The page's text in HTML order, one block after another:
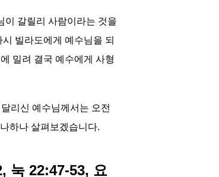
이 갈릴리 사람이라는 것을
빌라도에게 예수님을 되
밀려 결국 예수에게 사형
리신 예수님께서는 오전
하나 살펴보겠습니다.
눅 22:47-53, 요